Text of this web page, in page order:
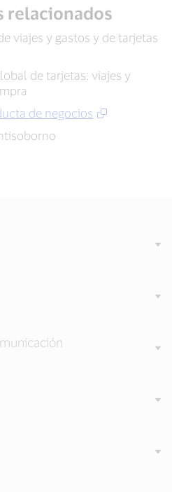
relacionados
viajes y gastos y de tarjetas
de tarjetas: viajes y
de negocios